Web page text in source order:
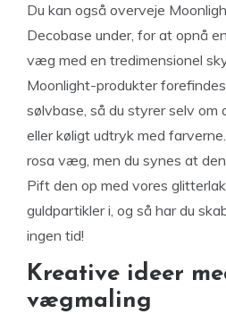
Du kan også overveje
Decobase under, for at opnå
væg med en tredimensionel
Moonlight-produkter
sølvbase, så du styrer selv om
eller køligt udtryk med
rosa væg, men du synes at
Pift den op med vores
guldpartikler i, og så har du
ingen tid!
Kreative ideer
vægmaling